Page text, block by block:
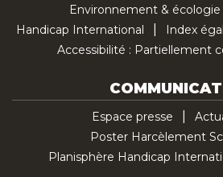
Environnement & écologie
Handicap International
Index
Accessibilité : Partiellement
Espace presse
Poster Harcèlement
Planisphère Handicap